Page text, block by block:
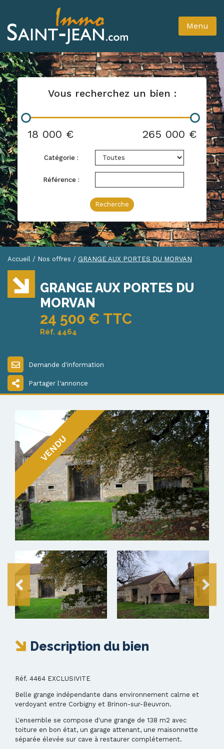
Menu
Vous recherchez un bien :
18 000 € 265 000 €
Catégorie :
Référence :
Recherche
Accueil / Nos offres / GRANGE AUX PORTES DU MORVAN
GRANGE AUX PORTES DU
MORVAN
24 500 € TTC
Réf. 4464
Demande d'information
Partager l'annonce
VENDU
Description du bien
Réf. 4464 EXCLUSIVITE
Belle grange indépendante dans environnement calme et
verdoyant entre Corbigny et Brinon-sur-Beuvron.
L'ensemble se compose d'une grange de 138 m2 avec
toiture en bon état, un garage attenant, une maisonnette
séparée élevée sur cave à restaurer complétement.